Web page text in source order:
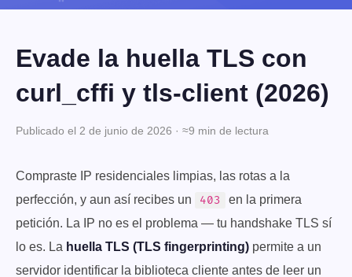
Evade la huella TLS con
curl_cffi y tls-client (2026)
Publicado el 2 de junio de 2026 · ≈9 min de lectura
Compraste IP residenciales limpias, las rotas a la
perfección, y aun así recibes un
403
en la primera
petición. La IP no es el problema — tu handshake TLS sí
lo es. La huella TLS (TLS fingerprinting) permite a un
servidor identificar la biblioteca cliente antes de leer un